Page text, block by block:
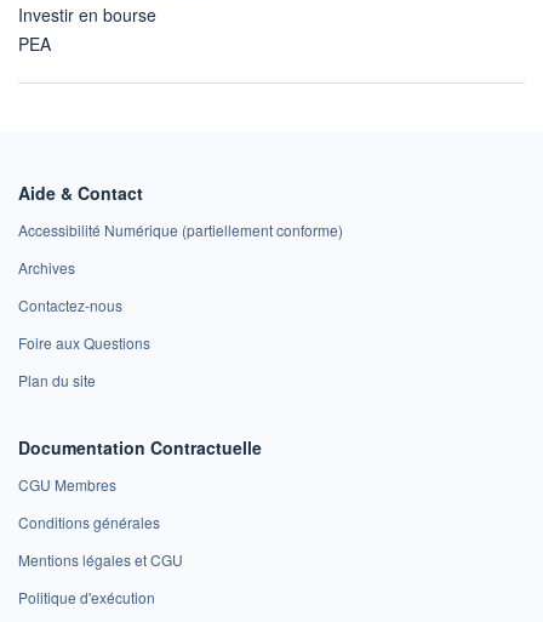
Investir en bourse
PEA
Aide & Contact
Accessibilité Numérique (partiellement conforme)
Archives
Contactez-nous
Foire aux Questions
Plan du site
Documentation Contractuelle
CGU Membres
Conditions générales
Mentions légales et CGU
Politique d'exécution